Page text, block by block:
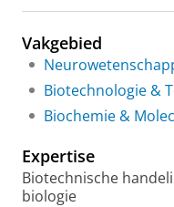
Vakgebied
Biotechnologie &
Biochemie &
Expertise
Biotechnische
biologie